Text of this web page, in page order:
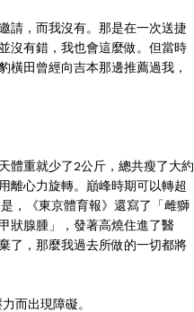
請，而我沒有。那是在一次送捷
沒有錯，我也會這麼做。但當時
橫田曾經向吉本那邊推薦過我，
體重就少了2公斤，總共瘦了大約
離心力旋轉。巔峰時期可以轉超
，《東京體育報》還寫了「雌獅
狀腺腫」，發著高燒住進了醫
了，那麼我過去所做的一切都將
而出現障礙。